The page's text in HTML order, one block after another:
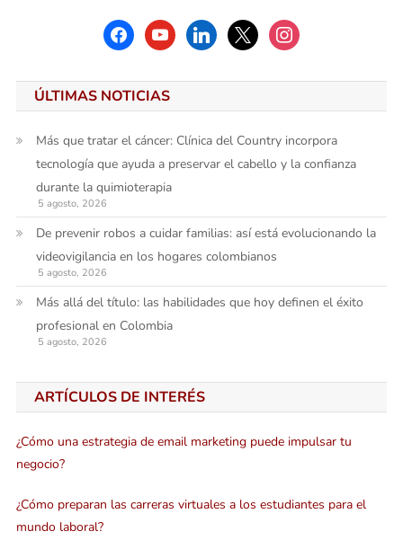
facebookyoutubelinkedinx instagram
ÚLTIMAS NOTICIAS
Más que tratar el cáncer: Clínica del Country incorpora
tecnología que ayuda a preservar el cabello y la confianza
durante la quimioterapia
5 agosto, 2026
De prevenir robos a cuidar familias: así está evolucionando la
videovigilancia en los hogares colombianos
5 agosto, 2026
Más allá del título: las habilidades que hoy definen el éxito
profesional en Colombia
5 agosto, 2026
ARTÍCULOS DE INTERÉS
¿Cómo una estrategia de email marketing puede impulsar tu
negocio?
¿Cómo preparan las carreras virtuales a los estudiantes para el
mundo laboral?